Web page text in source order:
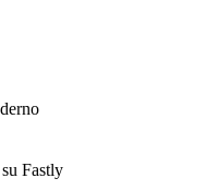
Fastly